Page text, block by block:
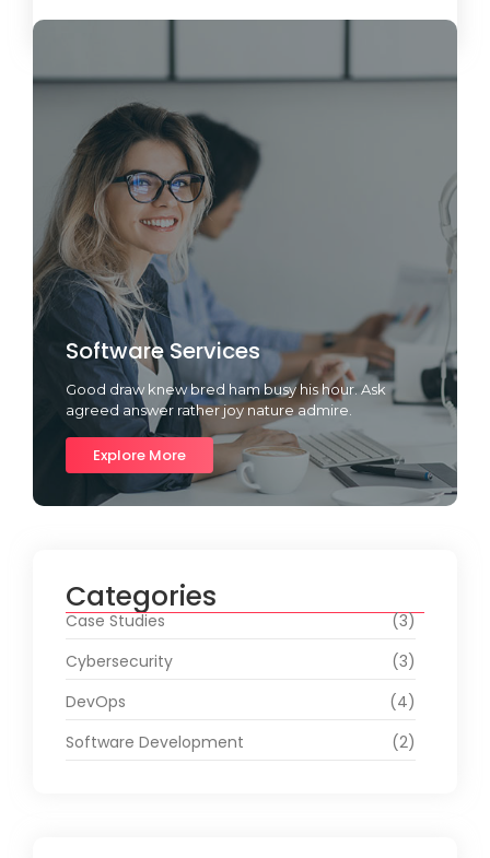
Software Services
Good draw knew bred ham busy his hour. Ask
agreed answer rather joy nature admire.
Explore More
Categories
Case Studies
(3)
Cybersecurity
(3)
DevOps
(4)
Software Development
(2)